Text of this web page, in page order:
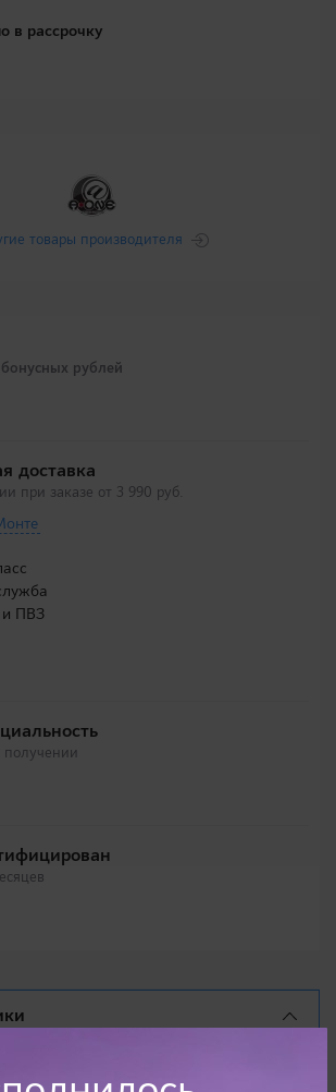
в рассрочку
товары производителя
рублей
доставка
при заказе от 3 990 руб.
и ПВЗ
получении